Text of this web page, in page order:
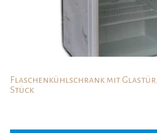
Flaschenkühlschrank mit Glastür,
Stück